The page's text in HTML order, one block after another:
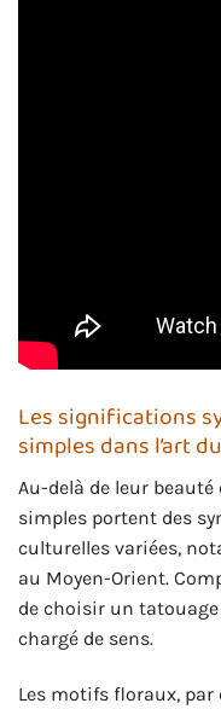
Les significations
simples dans l’art
Au-delà de leur
simples portent des
culturelles variées,
au Moyen-Orient.
de choisir un
chargé de sens.
Les motifs floraux, par